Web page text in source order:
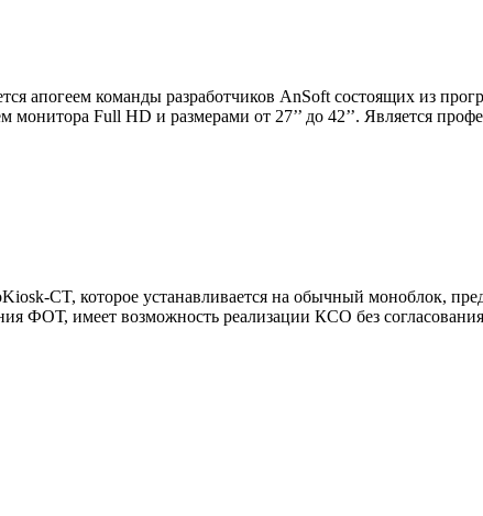
апогеем команды разработчиков AnSoft состоящих из
Full HD и размерами от 27’’ до 42’’. Является
CT, которое устанавливается на обычный моноблок,
ФОТ, имеет возможность реализации КСО без